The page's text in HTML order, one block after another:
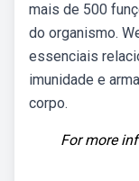
mais de 500
do organismo.
essenciais
imunidade e
corpo.
For more